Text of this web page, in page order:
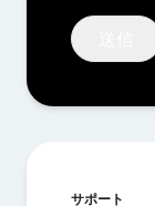
サポート